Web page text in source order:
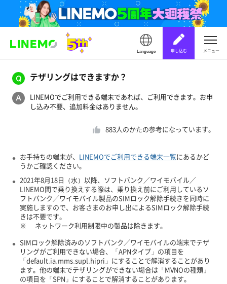
Language 申し込む メニュー
テザリングはできますか？
LINEMOでご利用できる端末であれば、ご利用できます。お申
し込み不要、追加料金はありません。
883人のかたの参考になっています。
お手持ちの端末が、 LINEMOでご利用できる端末一覧にあるかど
うかご確認ください。
2021年8月18日（水）以降、ソフトバンク／ワイモバイル／
LINEMO間で乗り換えする際は、乗り換え前にご利用しているソ
フトバンク／ワイモバイル製品のSIMロック解除手続きを同時に
実施しますので、お客さまのお申し出によるSIMロック解除手続
きは不要です。
※
ネットワーク利用制限中の製品は除きます。
SIMロック解除済みのソフトバンク／ワイモバイルの端末でテザ
リングがご利用できない場合、「APNタイプ」の項目を
「default,ia,mms,supl,hipri」にすることで解消することがあり
ます。他の端末でテザリングができない場合は「MVNOの種類」
の項目を「SPN」にすることで解消することがあります。